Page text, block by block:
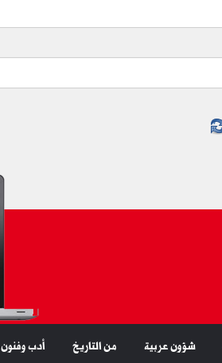
شؤون عربية من التاريخ أدب وفنون